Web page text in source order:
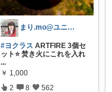
まり.mo@ユニコーン🦄の中の人
#ヨクラス ARTFIRE 3個セ
ット⭐️ 焚き火にこれを入れ
...
￥ 1,000
2 8 562